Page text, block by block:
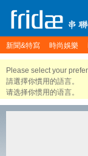
新聞&特寫 時尚娛樂
Please select your
請選擇你慣用的語言。
请选择你惯用的语言。